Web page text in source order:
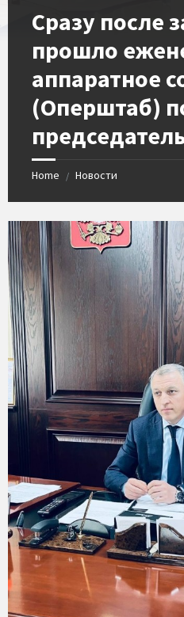
Сразу после
прошло
аппаратное
(Оперштаб)
Home / Новости